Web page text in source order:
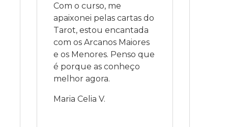
Com o curso, me
apaixonei pelas cartas do
Tarot, estou encantada
com os Arcanos Maiores
e os Menores. Penso que
é porque as conheço
melhor agora.
Maria Celia V.